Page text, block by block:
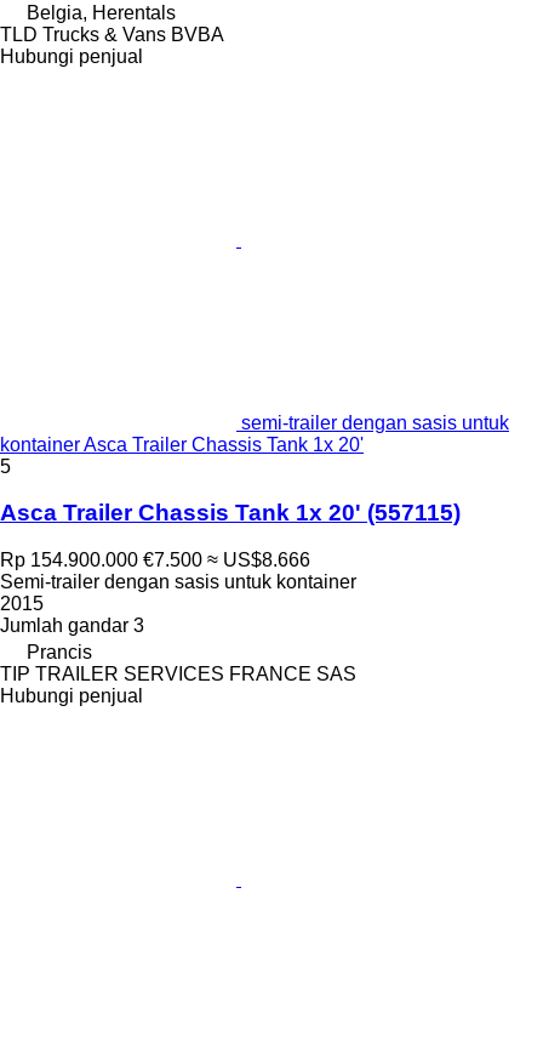
Belgia, Herentals
TLD Trucks & Vans BVBA
Hubungi penjual
semi-trailer dengan sasis untuk
kontainer Asca Trailer Chassis Tank 1x 20'
5
Asca Trailer Chassis Tank 1x 20' (557115)
Rp 154.900.000 €7.500 ≈ US$8.666
Semi-trailer dengan sasis untuk kontainer
2015
Jumlah gandar 3
Prancis
TIP TRAILER SERVICES FRANCE SAS
Hubungi penjual